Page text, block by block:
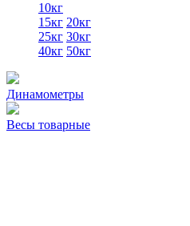
10кг
15кг 20кг
25кг 30кг
40кг 50кг
Динамометры
Весы товарные